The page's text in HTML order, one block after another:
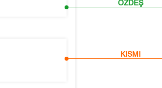
ÖZDEŞ
KISMI